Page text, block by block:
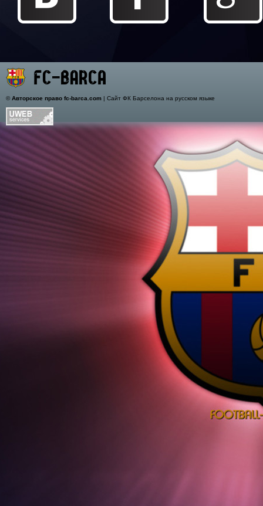
©Авторское право fc-barca.com| Сайт ФК Барселона на русском языке